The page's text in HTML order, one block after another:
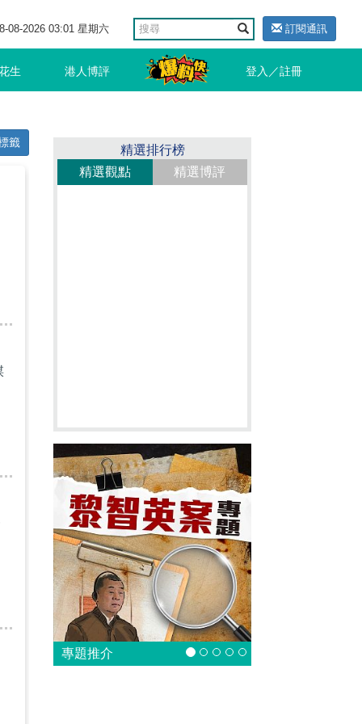
08-2026 03:01 星期六 訂閱通訊
生 港人博評 登入／註冊
籤
精選排行榜
精選觀點
精選博評
專題推介